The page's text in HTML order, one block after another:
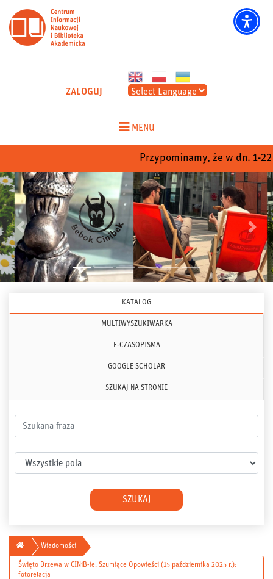
CINIBA - Strona główna
ZALOGUJ
MENU
Przypominamy, że w dn. 1-
Poprzedni
KATALOG
MULTIWYSZUKIWARKA
E-CZASOPISMA
GOOGLE SCHOLAR
SZUKAJ NA STRONIE
SZUKAJ
GłównaWiadomości
Święto Drzewa w CINiB-ie. Szumiące Opowieści (15 października 2025 r.):
fotorelacja